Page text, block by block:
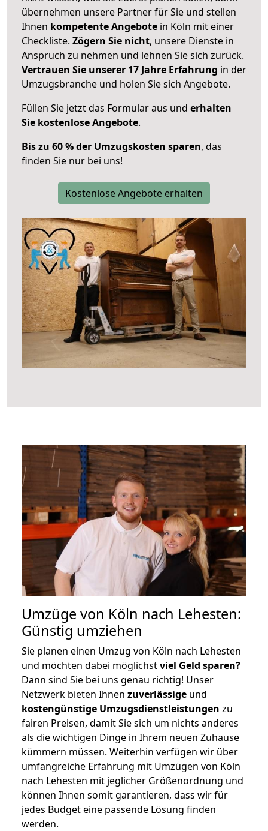
übernehmen unsere Partner für Sie und stellen
Ihnen kompetente Angebote in Köln mit einer
Checkliste. Zögern Sie nicht, unsere Dienste in
Anspruch zu nehmen und lehnen Sie sich zurück.
Vertrauen Sie unserer 17 Jahre Erfahrung in der
Umzugsbranche und holen Sie sich Angebote.
Füllen Sie jetzt das Formular aus und erhalten
Sie kostenlose Angebote.
Bis zu 60 % der Umzugskosten sparen, das
finden Sie nur bei uns!
Kostenlose Angebote erhalten
Umzüge von Köln nach Lehesten:
Günstig umziehen
Sie planen einen Umzug von Köln nach Lehesten
und möchten dabei möglichstviel Geld sparen?
Dann sind Sie bei uns genau richtig! Unser
Netzwerk bieten Ihnen zuverlässige und
kostengünstige Umzugsdienstleistungen zu
fairen Preisen, damit Sie sich um nichts anderes
als die wichtigen Dinge in Ihrem neuen Zuhause
kümmern müssen. Weiterhin verfügen wir über
umfangreiche Erfahrung mit Umzügen von Köln
nach Lehesten mit jeglicher Größenordnung und
können Ihnen somit garantieren, dass wir für
jedes Budget eine passende Lösung finden
werden.